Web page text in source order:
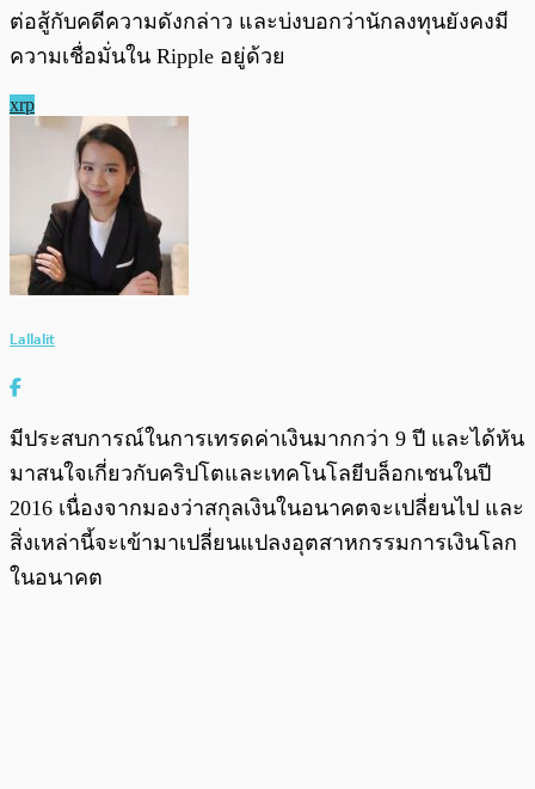
ต่อสู้กับคดีความดังกล่าว และบ่งบอกว่านักลงทุนยังคงมี
ความเชื่อมั่นใน Ripple อยู่ด้วย
xrp
Lallalit
มีประสบการณ์ในการเทรดค่าเงินมากกว่า 9 ปี และได้หัน
มาสนใจเกี่ยวกับคริปโตและเทคโนโลยีบล็อกเชนในปี
2016 เนื่องจากมองว่าสกุลเงินในอนาคตจะเปลี่ยนไป และ
สิ่งเหล่านี้จะเข้ามาเปลี่ยนแปลงอุตสาหกรรมการเงินโลก
ในอนาคต